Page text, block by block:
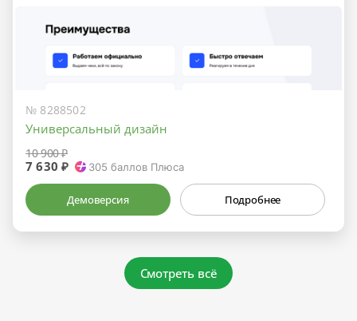
№ 8288502
Универсальный дизайн
10 900 ₽
7 630 ₽ 305 баллов Плюса
Демоверсия Подробнее
Смотреть всё